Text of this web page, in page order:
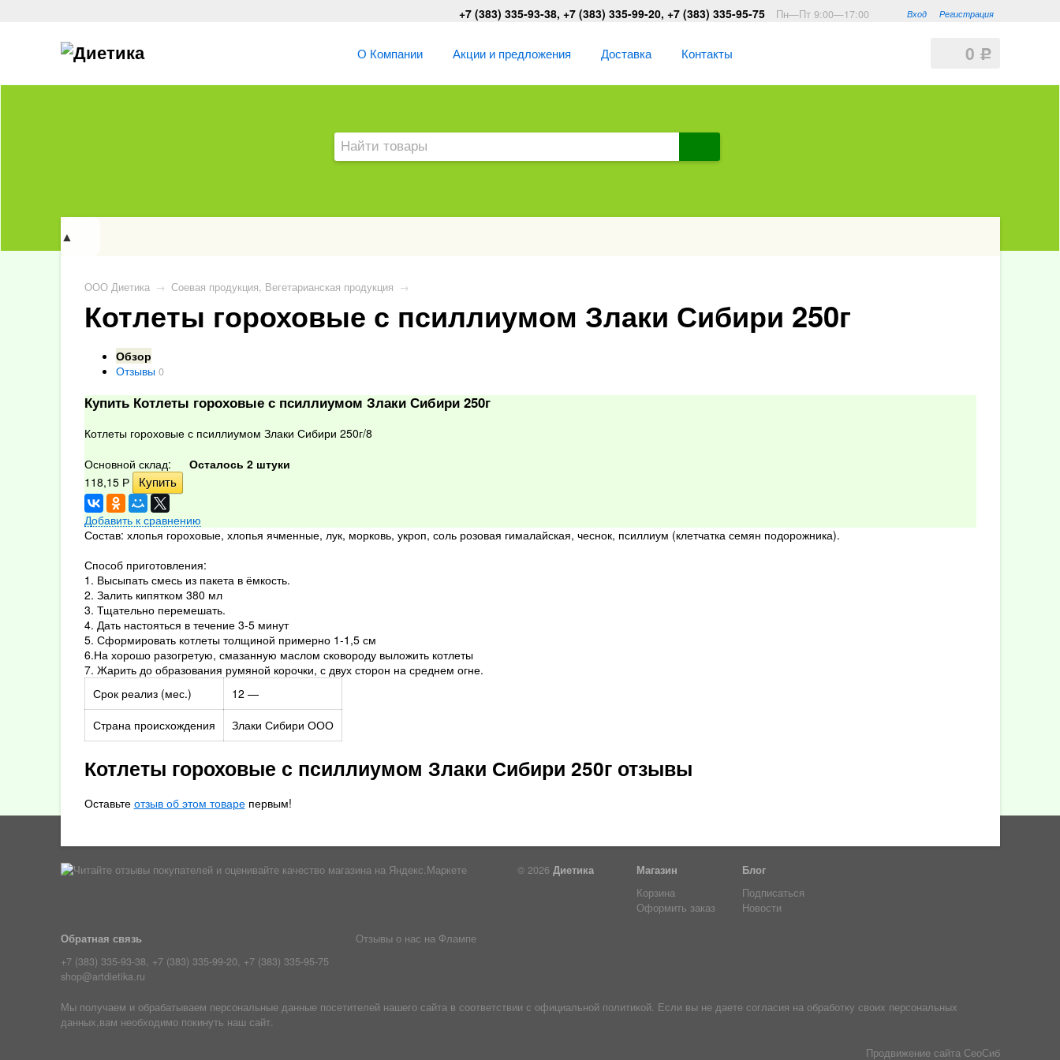
Вход Регистрация
+7 (383) 335-93-38, +7 (383) 335-99-20, +7 (383) 335-95-75 Пн—Пт 9:00—17:00
0 Р
О Компании Акции и предложения Доставка Контакты
▲
ООО Диетика → Соевая продукция, Вегетарианская продукция →
Котлеты гороховые с псиллиумом Злаки Сибири 250г
Обзор
Отзывы 0
Купить Котлеты гороховые с псиллиумом Злаки Сибири 250г
Котлеты гороховые с псиллиумом Злаки Сибири 250г/8
Основной склад:
Осталось 2 штуки
118,15 Р
Добавить к сравнению
Состав: хлопья гороховые, хлопья ячменные, лук, морковь, укроп, соль розовая гималайская, чеснок, псиллиум (клетчатка семян подорожника).
Способ приготовления:
1. Высыпать смесь из пакета в ёмкость.
2. Залить кипятком 380 мл
3. Тщательно перемешать.
4. Дать настояться в течение 3-5 минут
5. Сформировать котлеты толщиной примерно 1-1,5 см
6.На хорошо разогретую, смазанную маслом сковороду выложить котлеты
7. Жарить до образования румяной корочки, с двух сторон на среднем огне.
Срок реализ (мес.)
12 —
Страна происхождения
Злаки Сибири ООО
Котлеты гороховые с псиллиумом Злаки Сибири 250г отзывы
Оставьте отзыв об этом товарепервым!
© 2026 Диетика
Магазин
Корзина
Оформить заказ
Блог
Подписаться
Новости
Обратная связь
+7 (383) 335-93-38, +7 (383) 335-99-20, +7 (383) 335-95-75
shop@artdietika.ru
Отзывы о нас на Флампе
Мы получаем и обрабатываем персональные данные посетителей нашего сайта в соответствии с официальной политикой. Если вы не даете согласия на обработку своих персональных
данных,вам необходимо покинуть наш сайт.
Продвижение сайтаСеоСиб